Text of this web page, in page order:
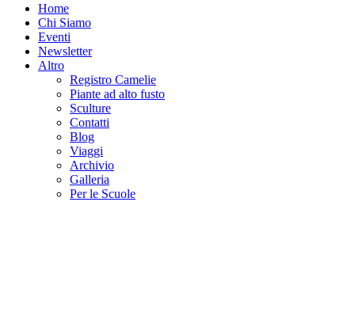
Home
Chi Siamo
Eventi
Newsletter
Altro
Registro Camelie
Piante ad alto fusto
Sculture
Contatti
Blog
Viaggi
Archivio
Galleria
Per le Scuole